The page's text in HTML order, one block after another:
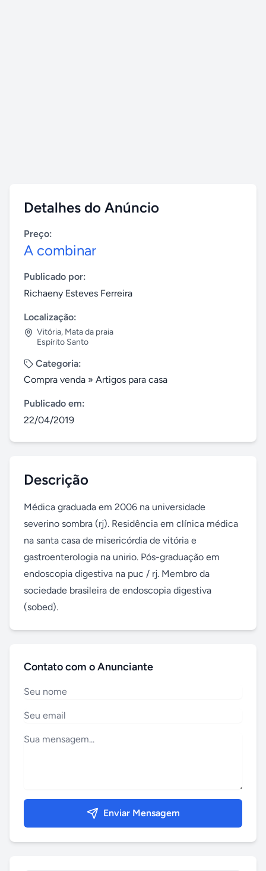
Detalhes do Anúncio
Preço:
A combinar
Publicado por:
Richaeny Esteves Ferreira
Localização:
Vitória, Mata da praia
Espírito Santo
Categoria:
Compra venda » Artigos para casa
Publicado em:
22/04/2019
Descrição
Médica graduada em 2006 na universidade
severino sombra (rj). Residência em clínica médica
na santa casa de misericórdia de vitória e
gastroenterologia na unirio. Pós-graduação em
endoscopia digestiva na puc / rj. Membro da
sociedade brasileira de endoscopia digestiva
(sobed).
Contato com o Anunciante
Enviar Mensagem